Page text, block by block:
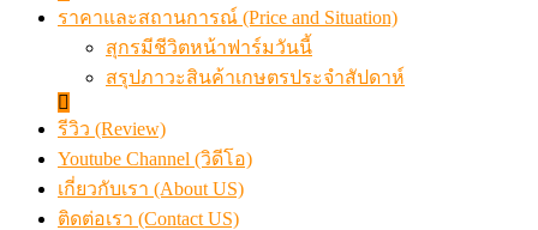
ราคาและสถานการณ์ (Price and Situation)
สุกรมีชีวิตหน้าฟาร์มวันนี้
สรุปภาวะสินค้าเกษตรประจำสัปดาห์
รีวิว (Review)
Youtube Channel (วิดีโอ)
เกี่ยวกับเรา (About US)
ติดต่อเรา (Contact US)